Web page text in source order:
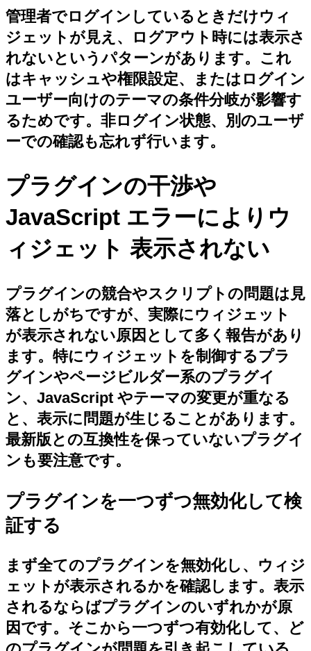
管理者でログインしているときだけウィ
ジェットが見え、ログアウト時には表示さ
れないというパターンがあります。これ
はキャッシュや権限設定、またはログイン
ユーザー向けのテーマの条件分岐が影響す
るためです。非ログイン状態、別のユーザ
ーでの確認も忘れず行います。
プラグインの干渉や
JavaScript エラーによりウ
ィジェット 表示されない
プラグインの競合やスクリプトの問題は見
落としがちですが、実際にウィジェット
が表示されない原因として多く報告があり
ます。特にウィジェットを制御するプラ
グインやページビルダー系のプラグイ
ン、JavaScript やテーマの変更が重なる
と、表示に問題が生じることがあります。
最新版との互換性を保っていないプラグイ
ンも要注意です。
プラグインを一つずつ無効化して検
証する
まず全てのプラグインを無効化し、ウィジ
ェットが表示されるかを確認します。表示
されるならばプラグインのいずれかが原
因です。そこから一つずつ有効化して、ど